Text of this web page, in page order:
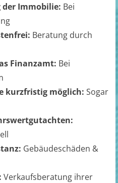
Immobilie: Bei
Beratung durch
Finanzamt: Bei
kurzfristig möglich: Sogar
Gebäudeschäden &
Verkaufsberatung ihrer